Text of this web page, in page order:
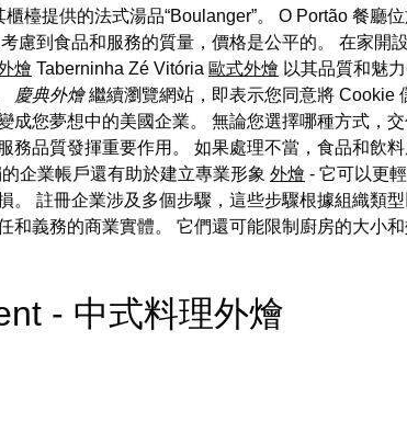
檯提供的法式湯品“Boulanger”。 O Portão 餐廳
考慮到食品和服務的質量，價格是公平的。 在家開
燴 Taberninha Zé Vitória 歐式外燴 以其品質和魅
慶典外燴繼續瀏覽網站，即表示您同意將 Cookie
您夢想中的美國企業。 無論您選擇哪種方式，
品質發揮重要作用。 如果處理不當，食品和飲
企業帳戶還有助於建立專業形象 外燴 - 它可以更
註冊企業涉及多個步驟，這些步驟根據組織類
義務的商業實體。 它們還可能限制廚房的大小
- 中式料理外燴